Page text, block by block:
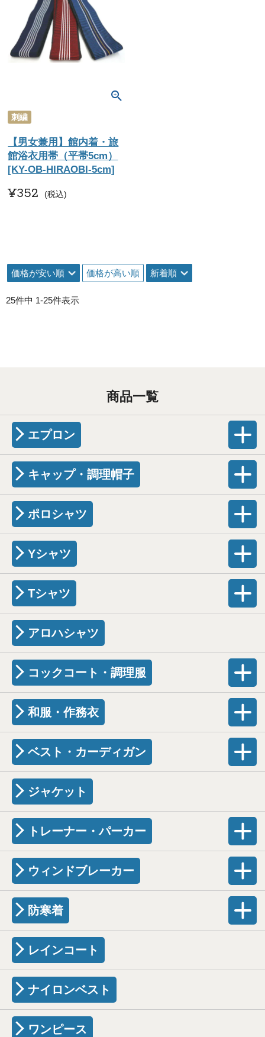
刺繍
【男女兼用】館内着・旅
館浴衣用帯（平帯5cm）
[KY-OB-HIRAOBI-5cm]
¥352 税込
価格が安い順 価格が高い順 新着順
25件中 1-25件表示
商品一覧
エプロン
キャップ・調理帽子
ポロシャツ
Yシャツ
Tシャツ
アロハシャツ
コックコート・調理服
和服・作務衣
ベスト・カーディガン
ジャケット
トレーナー・パーカー
ウィンドブレーカー
防寒着
レインコート
ナイロンベスト
ワンピース